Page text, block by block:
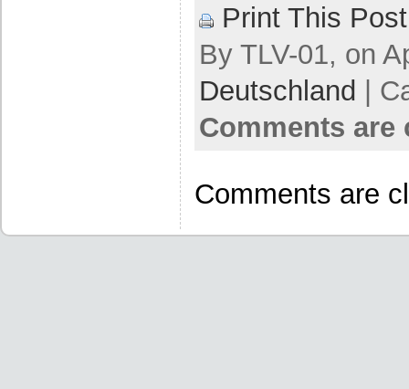
Print This Post
By TLV-01, on
Deutschland
|
Comments are
Comments are